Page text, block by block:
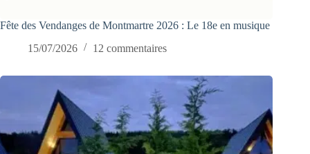
Fête des Vendanges de Montmartre 2026 : Le 18e en musique
15/07/2026
12 commentaires